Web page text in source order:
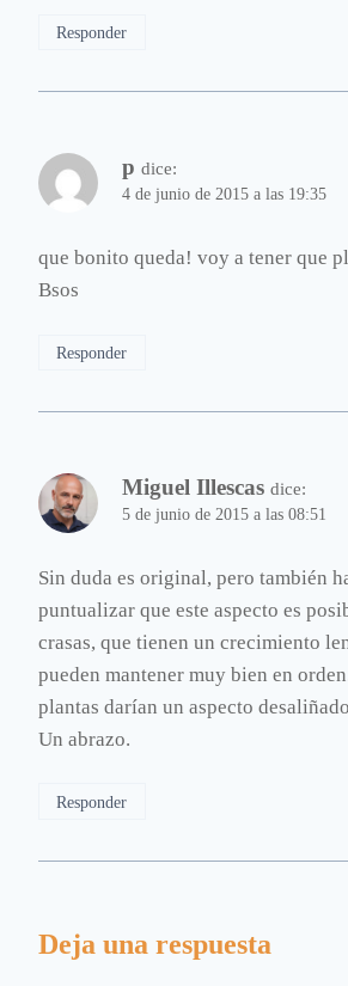
Responder
p dice:
4 de junio de 2015 a las 19:35
que bonito queda! voy a tener que
Bsos
Responder
Miguel Illescas dice:
5 de junio de 2015 a las 08:51
Sin duda es original, pero también
puntualizar que este aspecto es
crasas, que tienen un crecimiento
pueden mantener muy bien en
plantas darían un aspecto
Un abrazo.
Responder
Deja una respuesta